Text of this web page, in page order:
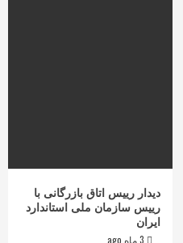
دیدار رییس اتاق بازرگانی با
رییس سازمان ملی استاندارد
ایران